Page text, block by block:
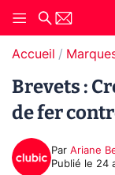
Accueil
Brevets :
de fer
Par Ariane
Publié le 24